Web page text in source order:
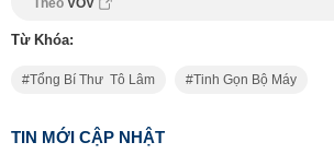
Từ Khóa:
Tổng Bí Thư Tô Lâm Tinh Gọn Bộ Máy
TIN MỚI CẬP NHẬT